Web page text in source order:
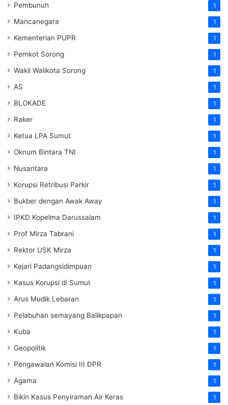
Pembunuh 1
Mancanegara 1
Kementerian PUPR 1
Pemkot Sorong 1
Wakil Walikota Sorong 1
AS 1
BLOKADE 1
Raker 1
Ketua LPA Sumut 1
Oknum Bintara TNI 1
Nusantara 1
Korupsi Retribusi Parkir 1
Bukber dengan Awak Away 1
IPKD Kopelma Darussalam 1
Prof Mirza Tabrani 1
Rektor USK Mirza 1
Kejari Padangsidimpuan 1
Kasus Korupsi di Sumut 1
Arus Mudik Lebaran 1
Pelabuhan semayang Balikpapan 1
Kuba 1
Geopolitik 1
Pengawalan Komisi III DPR 1
Agama 1
Bikin Kasus Penyiraman Air Keras 1